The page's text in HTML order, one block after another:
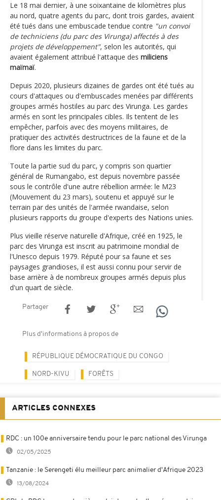
Le 18 mai dernier, à une soixantaine de kilomètres plus
au nord, quatre agents du parc, dont trois gardes, avaient
été tués dans une embuscade tendue contre "un convoi
de techniciens (du parc des Virunga) affectés à des
projets de développement", selon les autorités, qui
avaient également attribué l'attaque des miliciens
maïmaï.
Depuis 2020, plusieurs dizaines de gardes ont été tués au
cours d'attaques ou d'embuscades menées par différents
groupes armés hostiles au parc des Virunga. Les gardes
armés en sont les principales cibles. Ils tentent de les
empêcher, parfois avec des moyens militaires, de
pratiquer des activités destructrices de la faune et de la
flore dans les limites du parc.
Toute la partie sud du parc, y compris son quartier
général de Rumangabo, est depuis novembre passée
sous le contrôle d'une autre rébellion armée: le M23
(Mouvement du 23 mars), soutenu et appuyé sur le
terrain par des unités de l'armée rwandaise, selon
plusieurs rapports du groupe d'experts des Nations unies.
Plus vieille réserve naturelle d'Afrique, créé en 1925, le
parc des Virunga est inscrit au patrimoine mondial de
l'Unesco depuis 1979. Réputé pour sa faune et ses
paysages grandioses, il est aussi connu pour servir de
base arrière à de nombreux groupes armés depuis plus
d'un quart de siècle.
Partager
Plus d'informations à propos de
RÉPUBLIQUE DÉMOCRATIQUE DU CONGO
NORD-KIVU FORÊTS
ARTICLES CONNEXES
RDC : un 100e anniversaire tendu pour le parc national des Virunga
02/05/2025
Tanzanie : le Serengeti élu meilleur parc animalier d'Afrique 2023
13/08/2024